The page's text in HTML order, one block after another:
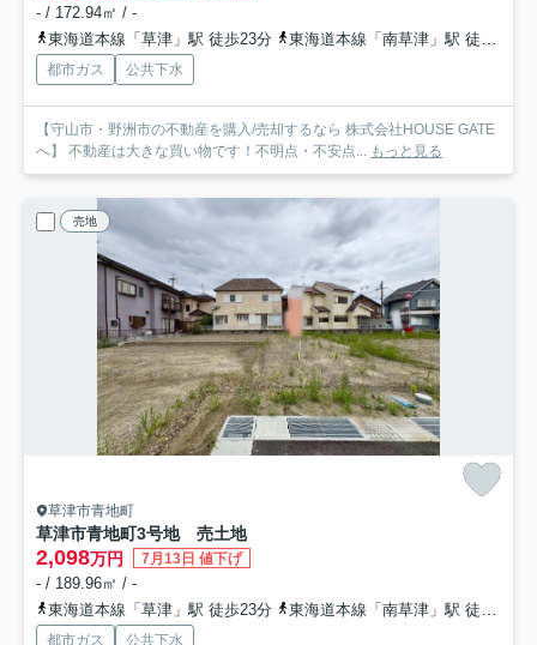
- / 172.94㎡ / -
東海道本線「草津」駅 徒歩23分
東海道本線「南草津」駅 徒歩41分
都市ガス 公共下水
【守山市・野洲市の不動産を購入/売却するなら 株式会社HOUSE GATE
へ】 不動産は大きな買い物です！不明点・不安点... もっと見る
売地
草津市青地町
草津市青地町3号地 売土地
2,098万円 7月13日 値下げ
- / 189.96㎡ / -
東海道本線「草津」駅 徒歩23分
東海道本線「南草津」駅 徒歩41分
都市ガス 公共下水